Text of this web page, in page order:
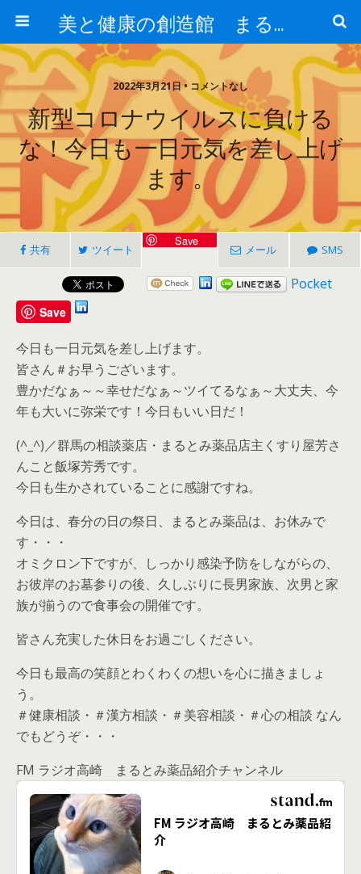
美と健康の創造館 まるとみ薬品 ぐんまの薬屋 芳さんのブログ
2022年3月21日 • コメントなし
新型コロナウイルスに負ける
な！今日も一日元気を差し上げ
ます。
共有 ツイート
Save
メール SMS
Pocket
Save
今日も一日元気を差し上げます。
皆さん＃お早うございます。
豊かだなぁ～～幸せだなぁ～ツイてるなぁ～大丈夫、今
年も大いに弥栄です！今日もいい日だ！
(^_^)／群馬の相談薬店・まるとみ薬品店主くすり屋芳さ
んこと飯塚芳秀です。
今日も生かされていることに感謝ですね。
今日は、春分の日の祭日、まるとみ薬品は、お休みで
す・・・
オミクロン下ですが、しっかり感染予防をしながらの、
お彼岸のお墓参りの後、久しぶりに長男家族、次男と家
族が揃うので食事会の開催です。
皆さん充実した休日をお過ごしください。
今日も最高の笑顔とわくわくの想いを心に描きましょ
う。
＃健康相談・＃漢方相談・＃美容相談・＃心の相談 なん
でもどうぞ・・・
FM ラジオ高崎 まるとみ薬品紹介チャンネル